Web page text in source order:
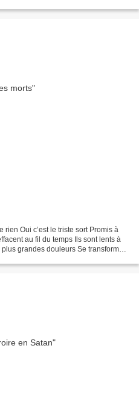
rien Oui c’est le triste sort Promis à
au fil du temps Ils sont lents à
grandes douleurs Se transforment